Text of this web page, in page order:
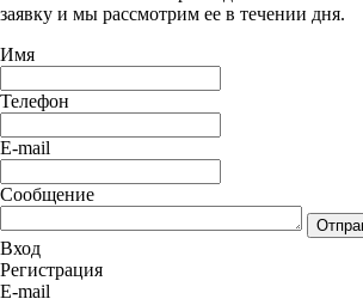
заявку и мы рассмотрим ее в течении дня.
Имя
Телефон
E-mail
Сообщение
Вход
Регистрация
E-mail